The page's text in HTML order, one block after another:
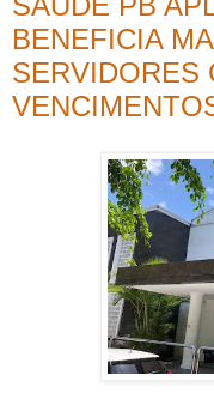
BENEFICIA
SERVIDORES